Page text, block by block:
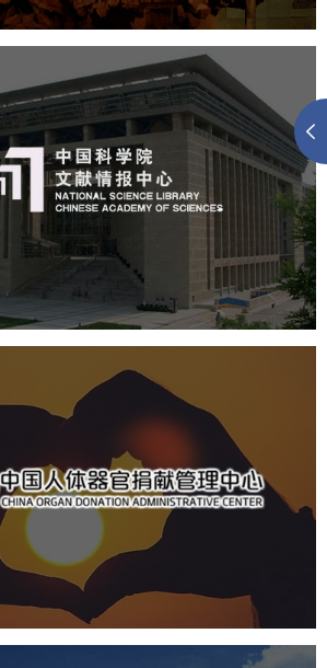
院文献情报中心
建设
展厅空间设计
器官捐献管理中心
品牌官网 网站建设